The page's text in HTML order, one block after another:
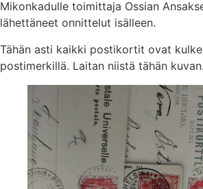
Mikonkadulle toimittaja Ossian
lähettäneet onnittelut isälleen.
Tähän asti kaikki postikortit ovat
postimerkillä. Laitan niistä tähän kuvan.